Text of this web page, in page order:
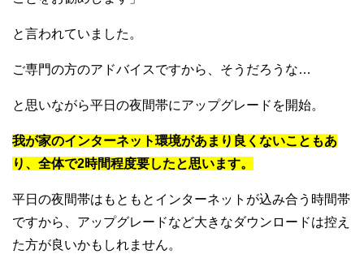
と言われていました。
ご専門の方のアドバイスですから、そうだろうな…
と思いながら平日の夜間帯にアップグレードを開始。
我が家のインターネット環境があまり良くないこともあ
り、全体で2時間程度要したと思います。
平日の夜間帯はもともとインターネットが込み合う時間帯
ですから、アップグレードなど大きなダウンロードは控え
た方が良いかもしれません。